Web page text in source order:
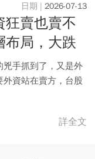
2026-07-13
狂賣也賣不
布局，大跌
兇手抓到了，又是外
資站在賣方，台股
詳全文